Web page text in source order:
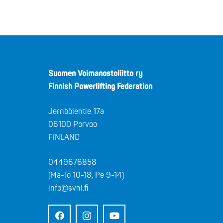
Suomen Voimanostoliitto ry
Finnish Powerlifting Federation
Jernbölentie 17a
06100 Porvoo
FINLAND
0449676858
(Ma-To 10-18, Pe 9-14)
info@svnl.fi